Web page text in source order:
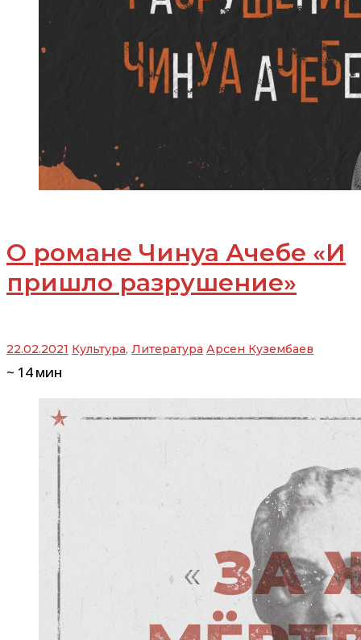
О романе Чинуа Ачебе «И
пришло разрушение»
22.02.2021 Культура, Литература Арсен Кузембаев
~ 14мин